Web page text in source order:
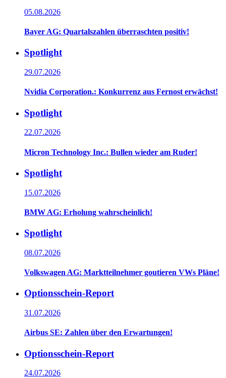
05.08.2026
Bayer AG: Quartalszahlen überraschten positiv!
Spotlight
29.07.2026
Nvidia Corporation.: Konkurrenz aus Fernost erwächst!
Spotlight
22.07.2026
Micron Technology Inc.: Bullen wieder am Ruder!
Spotlight
15.07.2026
BMW AG: Erholung wahrscheinlich!
Spotlight
08.07.2026
Volkswagen AG: Marktteilnehmer goutieren VWs Pläne!
Optionsschein-Report
31.07.2026
Airbus SE: Zahlen über den Erwartungen!
Optionsschein-Report
24.07.2026